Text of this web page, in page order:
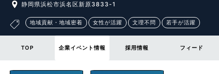
静岡県浜松市浜名区新原3833-1
地域貢献・地域密着 女性が活躍 文理不問 若手が活躍
TOP 企業イベント情報 採用情報 フィード